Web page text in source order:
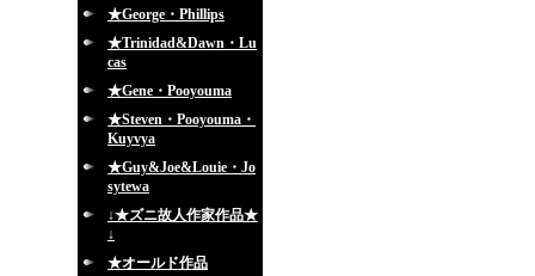
★George・Phillips
★Trinidad&Dawn・Lu
cas
★Gene・Pooyouma
★Steven・Pooyouma・
Kuyvya
★Guy&Joe&Louie・Jo
sytewa
↓★ズニ故人作家作品★
↓
★オールド作品